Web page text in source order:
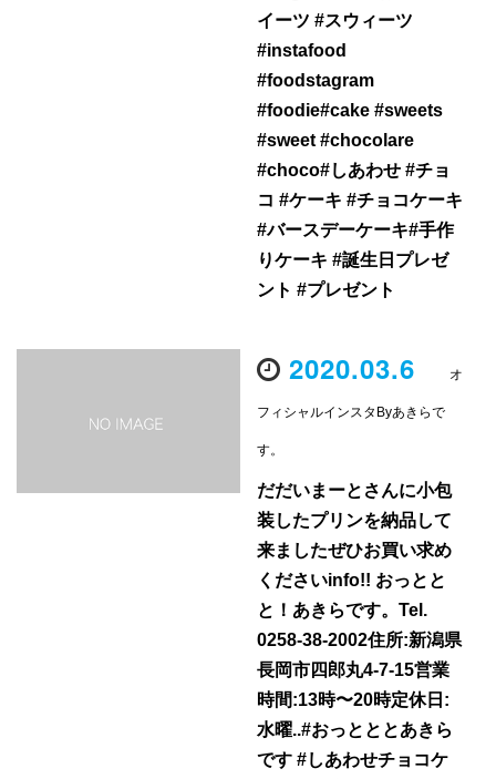
イーツ #スウィーツ
#instafood
#foodstagram
#foodie#cake #sweets
#sweet #chocolare
#choco#しあわせ #チョ
コ #ケーキ #チョコケーキ
#バースデーケーキ#手作
りケーキ #誕生日プレゼ
ント #プレゼント
2020.03.6 オ
フィシャルインスタByあきらで
す。
だだいまーとさんに小包
装したプリンを納品して
来ましたぜひお買い求め
くださいinfo!! おっとと
と！あきらです。Tel.
0258-38-2002住所:新潟県
長岡市四郎丸4-7-15営業
時間:13時〜20時定休日:
水曜..#おっとととあきら
です #しあわせチョコケ